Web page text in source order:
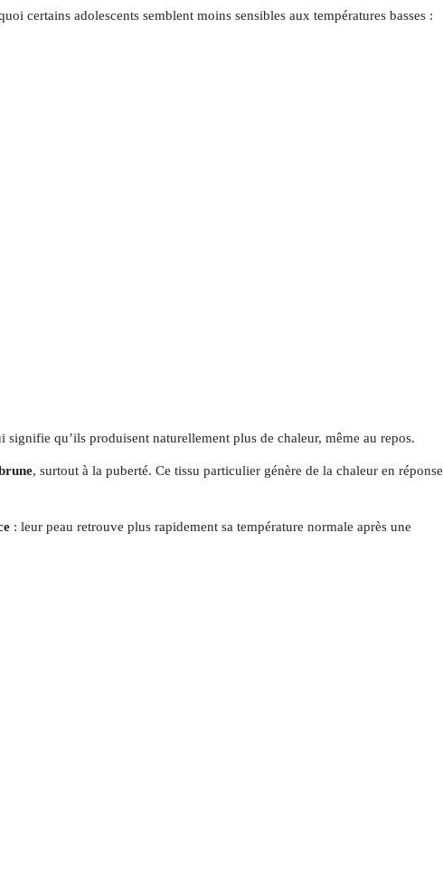
certains adolescents semblent moins sensibles aux températures basses :
signifie qu’ils produisent naturellement plus de chaleur, même au repos.
, surtout à la puberté. Ce tissu particulier génère de la chaleur en réponse
: leur peau retrouve plus rapidement sa température normale après une